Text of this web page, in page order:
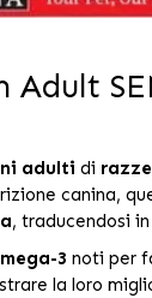
Adult
adulti di
canina,
, traducendosi
3 noti per
la loro